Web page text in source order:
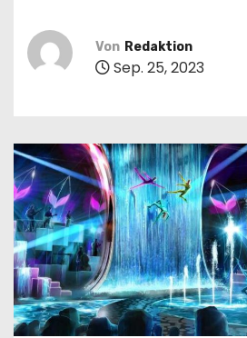
Von Redaktion
Sep. 25, 2023